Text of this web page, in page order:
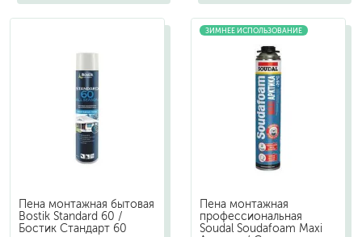
Пена монтажная бытовая
Bostik Standard 60 /
Бостик Стандарт 60
ЗИМНЕЕ ИСПОЛЬЗОВАНИЕ
Пена монтажная
профессиональная
Soudal Soudafoam Maxi